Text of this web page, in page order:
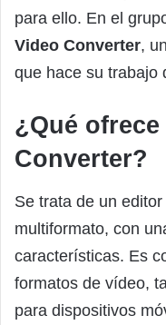
para ello. En el
Video Converter,
que hace su trabajo
¿Qué ofrece
Converter?
Se trata de un
multiformato, con
características. Es
formatos de vídeo,
para dispositivos